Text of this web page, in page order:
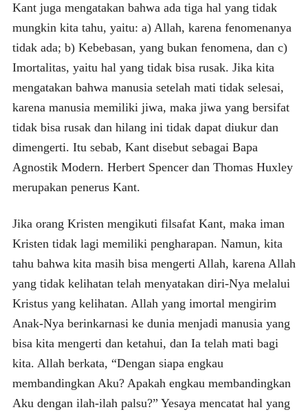
Kant juga mengatakan bahwa ada tiga hal yang tidak
mungkin kita tahu, yaitu: a) Allah, karena fenomenanya
tidak ada; b) Kebebasan, yang bukan fenomena, dan c)
Imortalitas, yaitu hal yang tidak bisa rusak. Jika kita
mengatakan bahwa manusia setelah mati tidak selesai,
karena manusia memiliki jiwa, maka jiwa yang bersifat
tidak bisa rusak dan hilang ini tidak dapat diukur dan
dimengerti. Itu sebab, Kant disebut sebagai Bapa
Agnostik Modern. Herbert Spencer dan Thomas Huxley
merupakan penerus Kant.
Jika orang Kristen mengikuti filsafat Kant, maka iman
Kristen tidak lagi memiliki pengharapan. Namun, kita
tahu bahwa kita masih bisa mengerti Allah, karena Allah
yang tidak kelihatan telah menyatakan diri-Nya melalui
Kristus yang kelihatan. Allah yang imortal mengirim
Anak-Nya berinkarnasi ke dunia menjadi manusia yang
bisa kita mengerti dan ketahui, dan Ia telah mati bagi
kita. Allah berkata, “Dengan siapa engkau
membandingkan Aku? Apakah engkau membandingkan
Aku dengan ilah-ilah palsu?” Yesaya mencatat hal yang